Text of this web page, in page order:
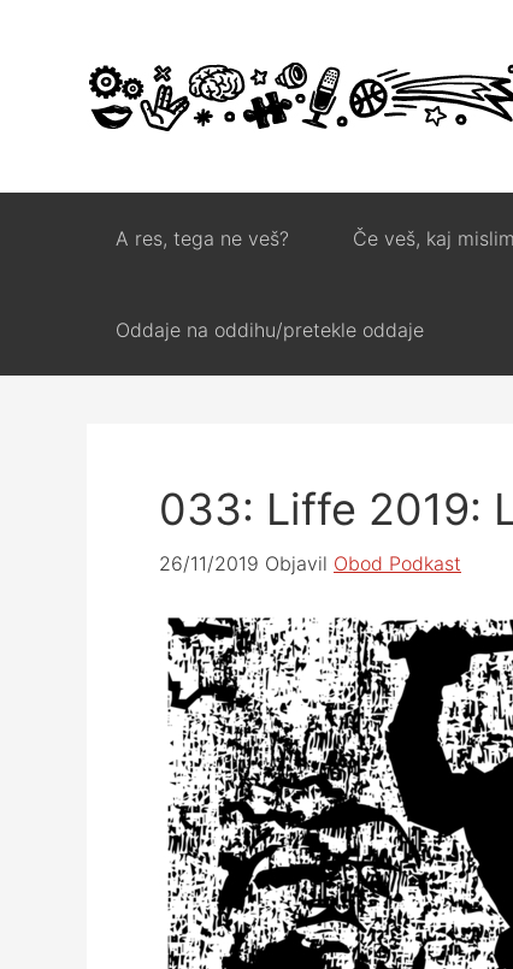
A res, tega ne veš? Če veš, kaj
Oddaje na oddihu/pretekle oddaje
033: Liffe 2019:
26/11/2019 Objavil Obod Podkast